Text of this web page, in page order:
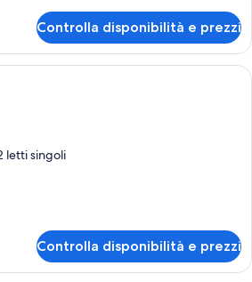
Controlla disponibilità e prezzi
Una camera d'albergo con un letto,
letti singoli
Controlla disponibilità e prezzi